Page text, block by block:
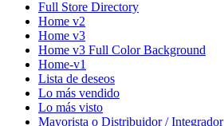
Full Store Directory
Home v2
Home v3
Home v3 Full Color Background
Home-v1
Lista de deseos
Lo más vendido
Lo más visto
Mayorista o Distribuidor / Integrador